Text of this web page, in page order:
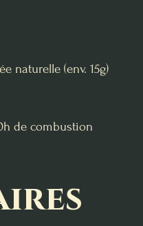
naturelle (env. 15g)
de combustion